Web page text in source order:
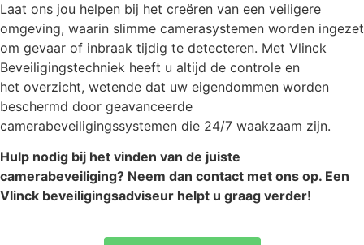
Laat ons jou helpen bij het creëren van een veiligere
omgeving, waarin slimme camerasystemen worden ingezet
om gevaar of inbraak tijdig te detecteren. Met Vlinck
Beveiligingstechniek heeft u altijd de controle en
het overzicht, wetende dat uw eigendommen worden
beschermd door geavanceerde
camerabeveiligingssystemen die 24/7 waakzaam zijn.
Hulp nodig bij het vinden van de juiste
camerabeveiliging? Neem dan contact met ons op. Een
Vlinck beveiligingsadviseur helpt u graag verder!